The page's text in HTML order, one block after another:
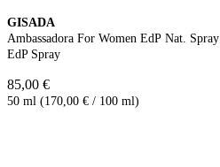
GISADA
Ambassadora For Women EdP Nat. Spray
EdP Spray
85,00 €
50 ml (170,00 € / 100 ml)